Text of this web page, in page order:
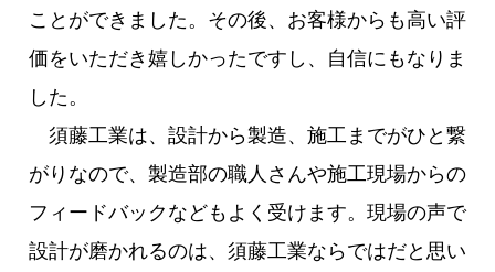
ことができました。その後、お客様からも高い評
価をいただき嬉しかったですし、自信にもなりま
した。
須藤工業は、設計から製造、施工までがひと繋
がりなので、製造部の職人さんや施工現場からの
フィードバックなどもよく受けます。現場の声で
設計が磨かれるのは、須藤工業ならではだと思い